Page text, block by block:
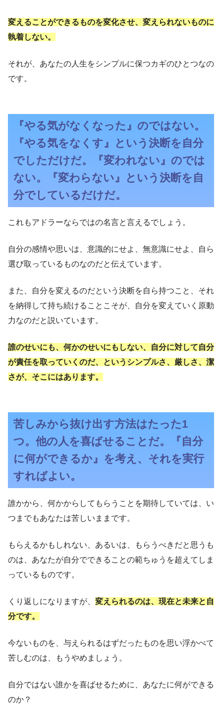
変えることができるものを変化させ、変えられないものに
執着しない。
それが、あなたの人生をシンプルに保つカギのひとつなの
です。
『やる気がなくなった』のではない。
『やる気をなくす』という決断を自分
でしただけだ。『変われない』のでは
ない。『変わらない』という決断を自
分でしているだけだ。
これもアドラーならではの名言と言えるでしょう。
自分の感情や思いは、意識的にせよ、無意識にせよ、自ら
選び取っているものなのだと伝えています。
また、自分を変えるのだという決断を自ら持つこと、それ
を納得して持ち続けることこそが、自分を変えていく原動
力なのだと説いています。
誰のせいにも、何かのせいにもしない、自分に対して自分
が責任を取っていくのだ、というシンプルさ、厳しさ、潔
さが、そこにはあります。
苦しみから抜け出す方法はたった1
つ。他の人を喜ばせることだ。『自分
に何ができるか』を考え、それを実行
すればよい。
誰かから、何かからしてもらうことを期待していては、い
つまでもあなたは苦しいままです。
もらえるかもしれない、あるいは、もらうべきだと思うも
のは、あなたが自分でできることの範ちゅうを超えてしま
っているものです。
くり返しになりますが、 変えられるのは、現在と未来と自
分です。
今ないものを、与えられるはずだったものを思い浮かべて
苦しむのは、もうやめましょう。
自分ではない誰かを喜ばせるために、あなたに何ができる
のか？